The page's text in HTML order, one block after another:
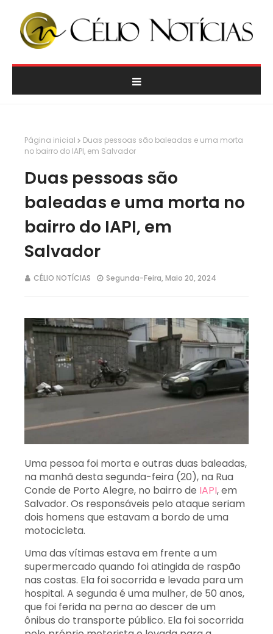
Página inicial
Duas pessoas são baleadas e uma morta
no bairro do IAPI, em Salvador
Duas pessoas são
baleadas e uma morta no
bairro do IAPI, em
Salvador
CÉLIO NOTÍCIAS Segunda-Feira, Maio 20, 2024
Uma pessoa foi morta e outras duas baleadas,
na manhã desta segunda-feira (20), na Rua
Conde de Porto Alegre, no bairro de IAPI, em
Salvador. Os responsáveis pelo ataque seriam
dois homens que estavam a bordo de uma
motocicleta.
Uma das vítimas estava em frente a um
supermercado quando foi atingida de raspão
nas costas. Ela foi socorrida e levada para um
hospital. A segunda é uma mulher, de 50 anos,
que foi ferida na perna ao descer de um
ônibus do transporte público. Ela foi socorrida